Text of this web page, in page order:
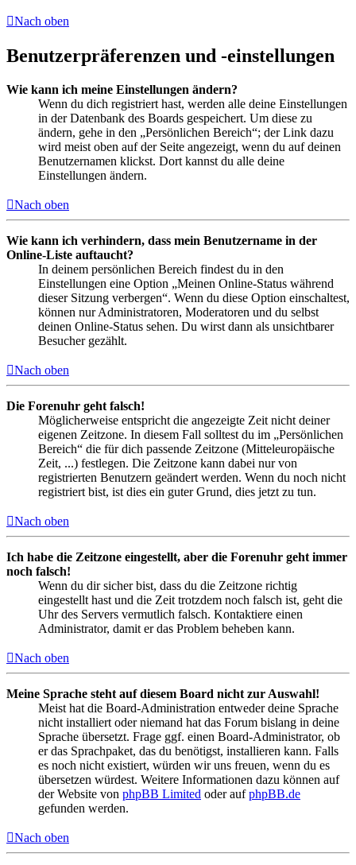
Nach oben
Benutzerpräferenzen und -einstellungen
Wie kann ich meine Einstellungen ändern?
Wenn du dich registriert hast, werden alle deine Einstellungen
in der Datenbank des Boards gespeichert. Um diese zu
ändern, gehe in den „Persönlichen Bereich“; der Link dazu
wird meist oben auf der Seite angezeigt, wenn du auf deinen
Benutzernamen klickst. Dort kannst du alle deine
Einstellungen ändern.
Nach oben
Wie kann ich verhindern, dass mein Benutzername in der
Online-Liste auftaucht?
In deinem persönlichen Bereich findest du in den
Einstellungen eine Option „Meinen Online-Status während
dieser Sitzung verbergen“. Wenn du diese Option einschaltest,
können nur Administratoren, Moderatoren und du selbst
deinen Online-Status sehen. Du wirst dann als unsichtbarer
Besucher gezählt.
Nach oben
Die Forenuhr geht falsch!
Möglicherweise entspricht die angezeigte Zeit nicht deiner
eigenen Zeitzone. In diesem Fall solltest du im „Persönlichen
Bereich“ die für dich passende Zeitzone (Mitteleuropäische
Zeit, ...) festlegen. Die Zeitzone kann dabei nur von
registrierten Benutzern geändert werden. Wenn du noch nicht
registriert bist, ist dies ein guter Grund, dies jetzt zu tun.
Nach oben
Ich habe die Zeitzone eingestellt, aber die Forenuhr geht immer
noch falsch!
Wenn du dir sicher bist, dass du die Zeitzone richtig
eingestellt hast und die Zeit trotzdem noch falsch ist, geht die
Uhr des Servers vermutlich falsch. Kontaktiere einen
Administrator, damit er das Problem beheben kann.
Nach oben
Meine Sprache steht auf diesem Board nicht zur Auswahl!
Meist hat die Board-Administration entweder deine Sprache
nicht installiert oder niemand hat das Forum bislang in deine
Sprache übersetzt. Frage ggf. einen Board-Administrator, ob
er das Sprachpaket, das du benötigst, installieren kann. Falls
es noch nicht existiert, würden wir uns freuen, wenn du es
übersetzen würdest. Weitere Informationen dazu können auf
der Website von phpBB Limited oder aufphpBB.de
gefunden werden.
Nach oben